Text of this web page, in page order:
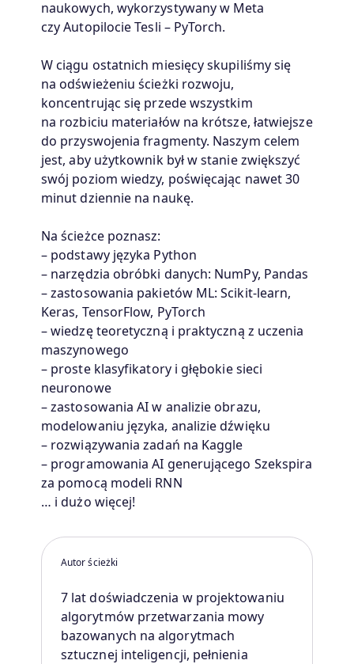
naukowych, wykorzystywany w Meta
czy Autopilocie Tesli – PyTorch.
W ciągu ostatnich miesięcy skupiliśmy się
na odświeżeniu ścieżki rozwoju,
koncentrując się przede wszystkim
na rozbiciu materiałów na krótsze, łatwiejsze
do przyswojenia fragmenty. Naszym celem
jest, aby użytkownik był w stanie zwiększyć
swój poziom wiedzy, poświęcając nawet 30
minut dziennie na naukę.
Na ścieżce poznasz:
– podstawy języka Python
– narzędzia obróbki danych: NumPy, Pandas
– zastosowania pakietów ML: Scikit-learn,
Keras, TensorFlow, PyTorch
– wiedzę teoretyczną i praktyczną z uczenia
maszynowego
– proste klasyfikatory i głębokie sieci
neuronowe
– zastosowania AI w analizie obrazu,
modelowaniu języka, analizie dźwięku
– rozwiązywania zadań na Kaggle
– programowania AI generującego Szekspira
za pomocą modeli RNN
… i dużo więcej!
Autor ścieżki
7 lat doświadczenia w projektowaniu
algorytmów przetwarzania mowy
bazowanych na algorytmach
sztucznej inteligencji, pełnienia